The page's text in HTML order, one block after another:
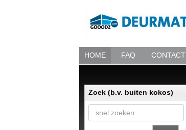
HOME FAQ CONTACT
Zoek (b.v. buiten kokos)